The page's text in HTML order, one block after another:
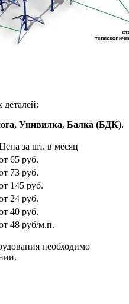
Унивилка, Балка (БДК).
за шт. в месяц
65 руб.
73 руб.
145 руб.
24 руб.
40 руб.
48 руб/м.п.
необходимо